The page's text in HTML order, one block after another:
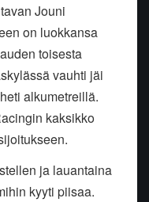
Jouni
on luokkansa
toisesta
vauhti jäi
alkumetreillä.
kaksikko
ja lauantaina
kyyti piisaa.